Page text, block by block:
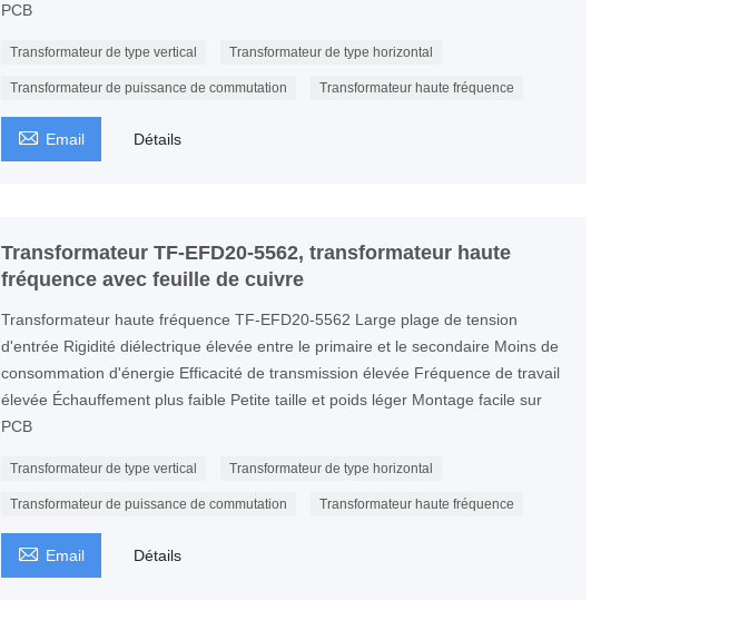
PCB
Transformateur de type vertical Transformateur de type horizontal
Transformateur de puissance de commutation Transformateur haute fréquence
 Email Détails
Transformateur TF-EFD20-5562, transformateur haute
fréquence avec feuille de cuivre
Transformateur haute fréquence TF-EFD20-5562 Large plage de tension
d'entrée Rigidité diélectrique élevée entre le primaire et le secondaire Moins de
consommation d'énergie Efficacité de transmission élevée Fréquence de travail
élevée Échauffement plus faible Petite taille et poids léger Montage facile sur
PCB
Transformateur de type vertical Transformateur de type horizontal
Transformateur de puissance de commutation Transformateur haute fréquence
 Email Détails